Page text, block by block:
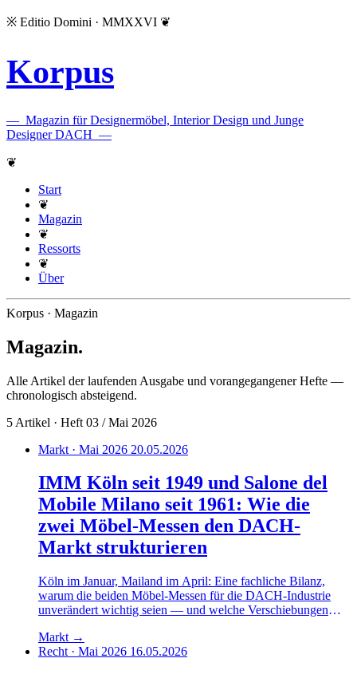
※ Editio Domini · MMXXVI ❦
Korpus
— Magazin für Designermöbel, Interior Design und Junge
Designer DACH —
❦
Start
❦
Magazin
❦
Ressorts
❦
Über
Korpus · Magazin
Magazin.
Alle Artikel der laufenden Ausgabe und vorangegangener Hefte —
chronologisch absteigend.
5 Artikel · Heft 03 / Mai 2026
Markt · Mai 2026 20.05.2026
IMM Köln seit 1949 und Salone del
Mobile Milano seit 1961: Wie die
zwei Möbel-Messen den DACH-
Markt strukturieren
Köln im Januar, Mailand im April: Eine fachliche Bilanz,
warum die beiden Möbel-Messen für die DACH-Industrie
unverändert wichtig seien — und welche Verschiebungen
Markt →
Recht · Mai 2026 16.05.2026